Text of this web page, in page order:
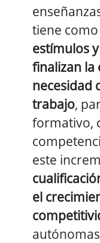
tiene
estímulos
finalizan la
necesidad
trabajo,
formativo,
este
el